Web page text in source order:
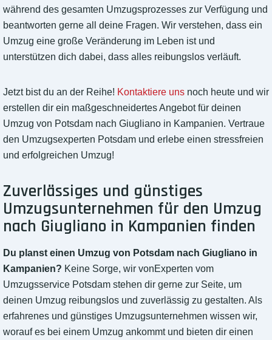
während des gesamten Umzugsprozesses zur Verfügung und
beantworten gerne all deine Fragen. Wir verstehen, dass ein
Umzug eine große Veränderung im Leben ist und
unterstützen dich dabei, dass alles reibungslos verläuft.
Jetzt bist du an der Reihe! Kontaktiere uns noch heute und wir
erstellen dir ein maßgeschneidertes Angebot für deinen
Umzug von Potsdam nach Giugliano in Kampanien. Vertraue
den Umzugsexperten Potsdam und erlebe einen stressfreien
und erfolgreichen Umzug!
Zuverlässiges und günstiges
Umzugsunternehmen für den Umzug
nach Giugliano in Kampanien finden
Du planst einen Umzug von Potsdam nach Giugliano in
Kampanien? Keine Sorge, wir vonExperten vom
Umzugsservice Potsdam stehen dir gerne zur Seite, um
deinen Umzug reibungslos und zuverlässig zu gestalten. Als
erfahrenes und günstiges Umzugsunternehmen wissen wir,
worauf es bei einem Umzug ankommt und bieten dir einen